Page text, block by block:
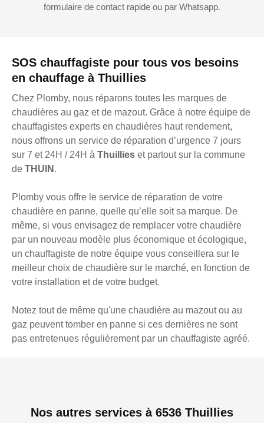
SOS chauffagiste pour tous vos besoins
en chauffage à Thuillies
Chez Plomby, nous réparons toutes les marques de
chaudières au gaz et de mazout. Grâce à notre équipe de
chauffagistes experts en chaudières haut rendement,
nous offrons un service de réparation d’urgence 7 jours
sur 7 et 24H / 24H à Thuillies et partout sur la commune
de THUIN .
Plomby vous offre le service de réparation de votre
chaudière en panne, quelle qu’elle soit sa marque. De
même, si vous envisagez de remplacer votre chaudière
par un nouveau modèle plus économique et écologique,
un chauffagiste de notre équipe vous conseillera sur le
meilleur choix de chaudière sur le marché, en fonction de
votre installation et de votre budget.
Notez tout de même qu'une chaudière au mazout ou au
gaz peuvent tomber en panne si ces dernières ne sont
pas entretenues régulièrement par un chauffagiste agréé.
formulaire de contact rapide ou par Whatsapp.
Nos autres services à 6536 Thuillies